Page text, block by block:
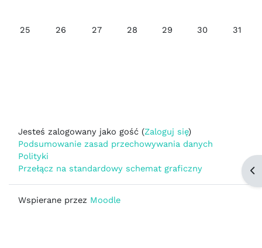
Brak wydarzeń, poniedziałek, 25 maja
25 Brak wydarzeń, wtorek, 26 maja
26 Brak wydarzeń, środa, 27 maja
27 Brak wydarzeń, czwartek, 28
28 Brak wydarzeń, piątek,
29 Brak
30 Brak
31
Jesteś zalogowany jako gość (Zaloguj się)
Podsumowanie zasad przechowywania danych
Polityki
Przełącz na standardowy schemat graficzny
Wspierane przez Moodle